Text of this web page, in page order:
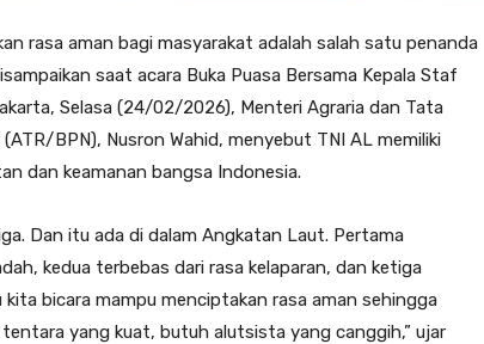
rasa aman bagi masyarakat adalah salah satu penanda
saat acara Buka Puasa Bersama Kepala Staf
Selasa (24/02/2026), Menteri Agraria dan Tata
BPN), Nusron Wahid, menyebut TNI AL memiliki
dan keamanan bangsa Indonesia.
Dan itu ada di dalam Angkatan Laut. Pertama
kedua terbebas dari rasa kelaparan, dan ketiga
bicara mampu menciptakan rasa aman sehingga
yang kuat, butuh alutsista yang canggih,” ujar